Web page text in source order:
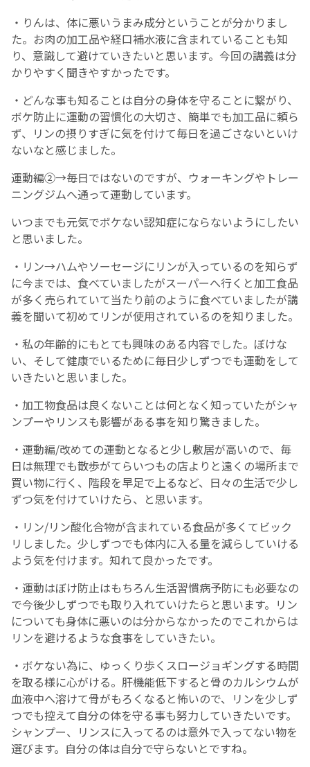
・りんは、体に悪いうまみ成分ということが分かりまし
た。お肉の加工品や経口補水液に含まれていることも知
り、意識して避けていきたいと思います。今回の講義は分
かりやすく聞きやすかったです。
・どんな事も知ることは自分の身体を守ることに繋がり、
ボケ防止に運動の習慣化の大切さ、簡単でも加工品に頼ら
ず、リンの摂りすぎに気を付けて毎日を過ごさないといけ
ないなと感じました。
運動編②→毎日ではないのですが、ウォーキングやトレー
ニングジムへ通って運動しています。
いつまでも元気でボケない認知症にならないようにしたい
と思いました。
・リン→ハムやソーセージにリンが入っているのを知らず
に今までは、食べていましたがスーパーへ行くと加工食品
が多く売られていて当たり前のように食べていましたが講
義を聞いて初めてリンが使用されているのを知りました。
・私の年齢的にもとても興味のある内容でした。ぼけな
い、そして健康でいるために毎日少しずつでも運動をして
いきたいと思いました。
・加工物食品は良くないことは何となく知っていたがシャ
ンプーやリンスも影響がある事を知り驚きました。
・運動編/改めての運動となると少し敷居が高いので、毎
日は無理でも散歩がてらいつもの店よりと遠くの場所まで
買い物に行く、階段を早足で上るなど、日々の生活で少し
ずつ気を付けていけたら、と思います。
・リン/リン酸化合物が含まれている食品が多くてビック
リしました。少しずつでも体内に入る量を減らしていける
よう気を付けます。知れて良かったです。
・運動はぼけ防止はもちろん生活習慣病予防にも必要なの
で今後少しずつでも取り入れていけたらと思います。リン
についても身体に悪いのは分からなかったのでこれからは
リンを避けるような食事をしていきたい。
・ボケない為に、ゆっくり歩くスロージョギングする時間
を取る様に心がける。肝機能低下すると骨のカルシウムが
血液中へ溶けて骨がもろくなると怖いので、リンを少しず
つでも控えて自分の体を守る事も努力していきたいです。
シャンプー、リンスに入ってるのは意外で入ってない物を
選びます。自分の体は自分で守らないとですね。